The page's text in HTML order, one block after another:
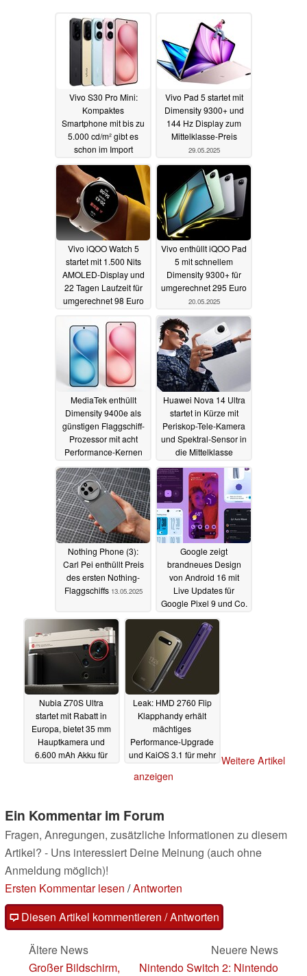
Vivo S30 Pro Mini:
Kompaktes
Smartphone mit bis zu
5.000 cd/m² gibt es
schon im Import
01.07.2025
Vivo Pad 5 startet mit
Dimensity 9300+ und
144 Hz Display zum
Mittelklasse-Preis
29.05.2025
Vivo iQOO Watch 5
startet mit 1.500 Nits
AMOLED-Display und
22 Tagen Laufzeit für
umgerechnet 98 Euro
Vivo enthüllt iQOO Pad
5 mit schnellem
Dimensity 9300+ für
umgerechnet 295 Euro
20.05.2025
MediaTek enthüllt
Dimensity 9400e als
günstigen Flaggschiff-
Prozessor mit acht
Performance-Kernen
14.05.2025
Huawei Nova 14 Ultra
startet in Kürze mit
Periskop-Tele-Kamera
und Spektral-Sensor in
die Mittelklasse
14.05.2025
Nothing Phone (3):
Carl Pei enthüllt Preis
des ersten Nothing-
Flaggschiffs 13.05.2025
Google zeigt
brandneues Design
von Android 16 mit
Live Updates für
Google Pixel 9 und Co.
13.05.2025
Nubia Z70S Ultra
startet mit Rabatt in
Europa, bietet 35 mm
Hauptkamera und
6.600 mAh Akku für
Leak: HMD 2760 Flip
Klapphandy erhält
mächtiges
Performance-Upgrade
und KaiOS 3.1 für mehr Weitere Artikel
anzeigen
Ein Kommentar im Forum
Fragen, Anregungen, zusätzliche Informationen zu diesem
Artikel? - Uns interessiert Deine Meinung (auch ohne
Anmeldung möglich)!
Ersten Kommentar lesen /Antworten
Diesen Artikel kommentieren / Antworten
Ältere News
Großer Bildschirm,
Neuere News
Nintendo Switch 2: Nintendo